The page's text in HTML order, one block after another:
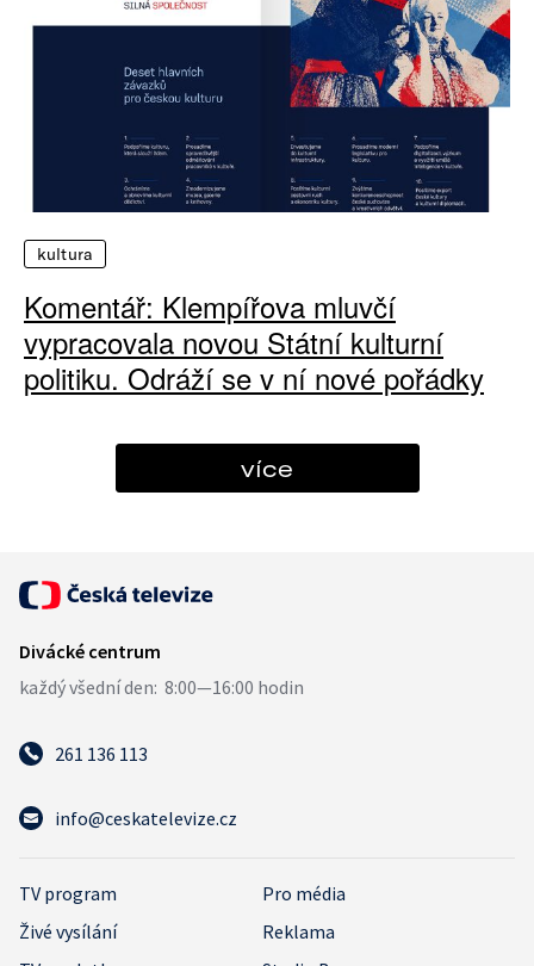
kultura
Komentář: Klempířova mluvčí
vypracovala novou Státní kulturní
politiku. Odráží se v ní nové pořádky
více
261 136 113
info@ceskatelevize.cz
TV program
Pro média
Živé vysílání
Reklama